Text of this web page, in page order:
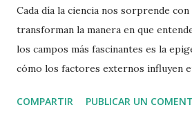
Cada día la ciencia nos sorprende con
transforman la manera en que
los campos más fascinantes es la
cómo los factores externos influyen
solo entre un 5 y 10 % de nuestra
COMPARTIR PUBLICAR UN